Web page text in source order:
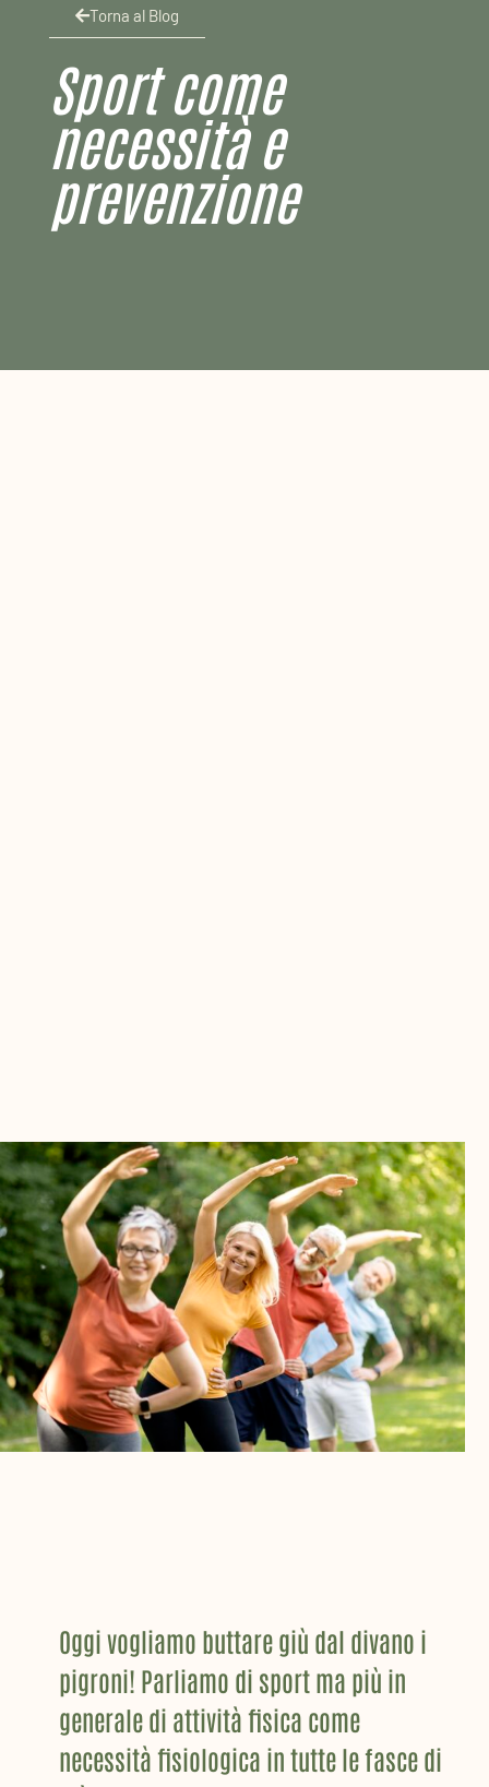
Torna al Blog
Sport come
necessità e
prevenzione
Oggi vogliamo buttare giù dal divano i
pigroni! Parliamo di sport ma più in
generale di attività fisica come
necessità fisiologica in tutte le fasce di